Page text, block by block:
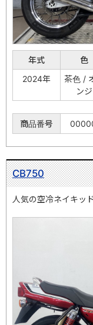
年式 色
2024年
茶色 /
ンジ
商品番号
CB750
人気の空冷ネイキッ